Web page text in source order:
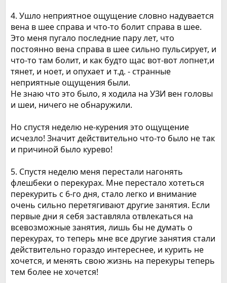
4. Ушло неприятное ощущение словно надувается
вена в шее справа и что-то болит справа в шее.
Это меня пугало последние пару лет, что
постоянно вена справа в шее сильно пульсирует, и
что-то там болит, и как будто щас вот-вот лопнет,и
тянет, и ноет, и опухает и т.д. - странные
неприятные ощущения были.
Не знаю что это было, я ходила на УЗИ вен головы
и шеи, ничего не обнаружили.
Но спустя неделю не-курения это ощущение
исчезло! Значит действительно что-то было не так
и причиной было курево!
5. Спустя неделю меня перестали нагонять
флешбеки о перекурах. Мне перестало хотеться
перекурить с 6-го дня, стало легко и внимание
очень сильно перетягивают другие занятия. Если
первые дни я себя заставляла отвлекаться на
всевозможные занятия, лишь бы не думать о
перекурах, то теперь мне все другие занятия стали
действительно гораздо интереснее, и курить не
хочется, и менять свою жизнь на перекуры теперь
тем более не хочется!